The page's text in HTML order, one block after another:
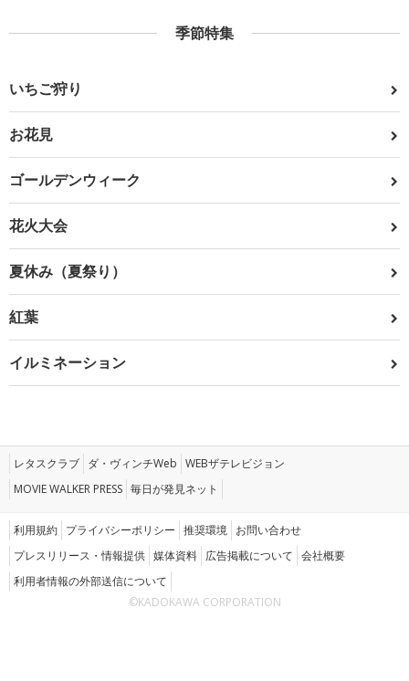
季節特集
いちご狩り
お花見
ゴールデンウィーク
花火大会
夏休み（夏祭り）
紅葉
イルミネーション
レタスクラブ ダ・ヴィンチWeb WEBザテレビジョン
MOVIE WALKER PRESS 毎日が発見ネット
利用規約 プライバシーポリシー 推奨環境 お問い合わせ
プレスリリース・情報提供 媒体資料 広告掲載について 会社概要
利用者情報の外部送信について
©KADOKAWA CORPORATION